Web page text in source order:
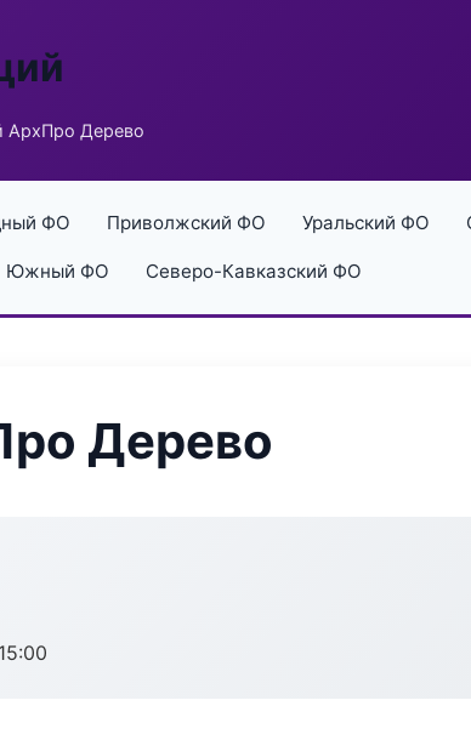
АрхПро Дерево
ФО Приволжский ФО Уральский ФО
Южный ФО Северо-Кавказский ФО
Дерево